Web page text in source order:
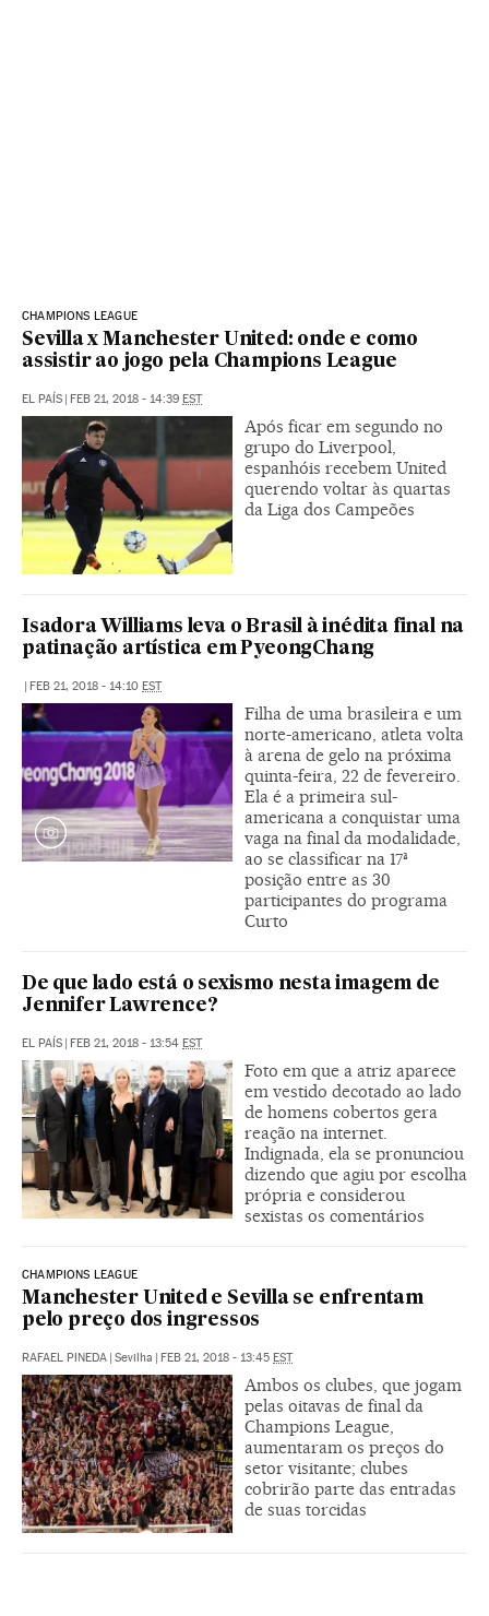
CHAMPIONS LEAGUE
Sevilla x Manchester United: onde e como
assistir ao jogo pela Champions League
EL PAÍS | FEB 21, 2018 - 14:39 EST
Após ficar em segundo no
grupo do Liverpool,
espanhóis recebem United
querendo voltar às quartas
da Liga dos Campeões
Isadora Williams leva o Brasil à inédita final na
patinação artística em PyeongChang
| FEB 21, 2018 - 14:10 EST
Filha de uma brasileira e um
norte-americano, atleta volta
à arena de gelo na próxima
quinta-feira, 22 de fevereiro.
Ela é a primeira sul-
americana a conquistar uma
vaga na final da modalidade,
ao se classificar na 17ª
posição entre as 30
participantes do programa
Curto
De que lado está o sexismo nesta imagem de
Jennifer Lawrence?
EL PAÍS | FEB 21, 2018 - 13:54 EST
Foto em que a atriz aparece
em vestido decotado ao lado
de homens cobertos gera
reação na internet.
Indignada, ela se pronunciou
dizendo que agiu por escolha
própria e considerou
sexistas os comentários
CHAMPIONS LEAGUE
Manchester United e Sevilla se enfrentam
pelo preço dos ingressos
RAFAEL PINEDA | Sevilha | FEB 21, 2018 - 13:45 EST
Ambos os clubes, que jogam
pelas oitavas de final da
Champions League,
aumentaram os preços do
setor visitante; clubes
cobrirão parte das entradas
de suas torcidas